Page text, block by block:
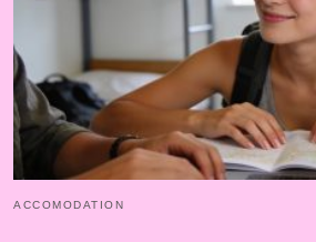
ACCOMODATION